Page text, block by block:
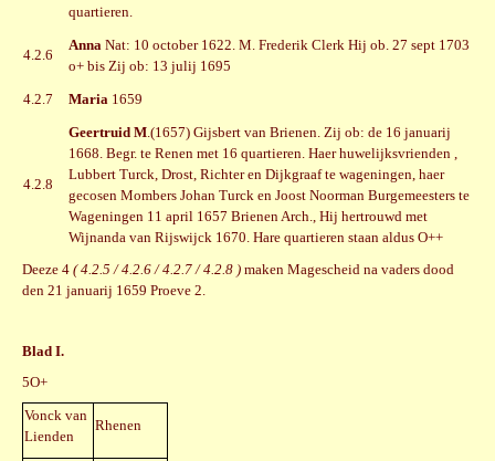
quartieren.
4.2.6
Anna Nat: 10 october 1622. M. Frederik Clerk Hij ob. 27 sept 1703
o+ bis Zij ob: 13 julij 1695
4.2.7
Maria 1659
4.2.8
Geertruid M.(1657) Gijsbert van Brienen. Zij ob: de 16 januarij
1668. Begr. te Renen met 16 quartieren. Haer huwelijksvrienden ,
Lubbert Turck, Drost, Richter en Dijkgraaf te wageningen, haer
gecosen Mombers Johan Turck en Joost Noorman Burgemeesters te
Wageningen 11 april 1657 Brienen Arch., Hij hertrouwd met
Wijnanda van Rijswijck 1670. Hare quartieren staan aldus O++
Deeze 4 ( 4.2.5 / 4.2.6 / 4.2.7 / 4.2.8 ) maken Magescheid na vaders dood
den 21 januarij 1659 Proeve 2.
Blad I.
5O+
Vonck van
Lienden
Rhenen